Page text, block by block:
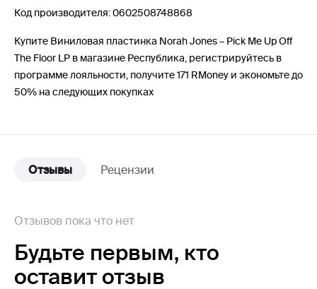
Код производителя: 0602508748868
Купите Виниловая пластинка Norah Jones – Pick Me Up Off
The Floor LP в магазине Республика, регистрируйтесь в
программе лояльности, получите 171 RMoney и экономьте до
50% на следующих покупках
Отзывы Рецензии
Отзывов пока что нет
Будьте первым, кто
оставит отзыв